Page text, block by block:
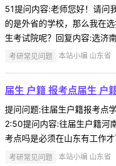
51提问内容:老师您好！请问
的是外省的学校，那么我在
生考试院呢？回复内容:选济
考研常见问题 本站小编 山东省
届生 户籍 报考点届生 户
提问问题:往届生户籍报考点
2:50提问内容:往届生户籍河
考点吗是必须在山东有工作
考研常见问题 本站小编 山东省